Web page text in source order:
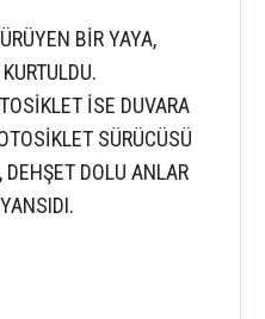
BİR YAYA,
İSE DUVARA
SÜRÜCÜSÜ
DEHŞET DOLU ANLAR